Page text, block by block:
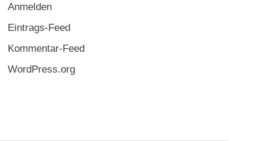
Anmelden
Eintrags-Feed
Kommentar-Feed
WordPress.org